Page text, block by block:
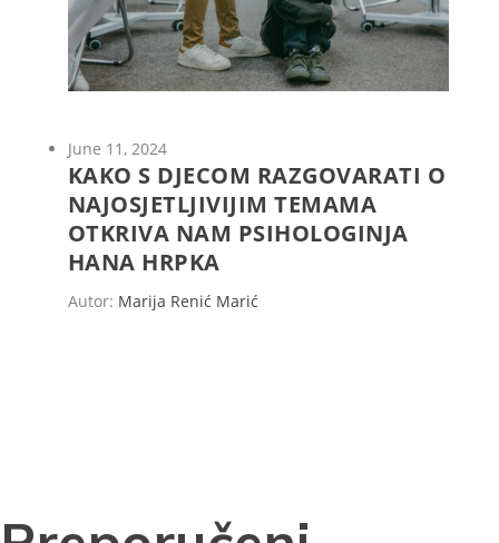
June 11, 2024
KAKO S DJECOM RAZGOVARATI O
NAJOSJETLJIVIJIM TEMAMA
OTKRIVA NAM PSIHOLOGINJA
HANA HRPKA
Autor: Marija Renić Marić